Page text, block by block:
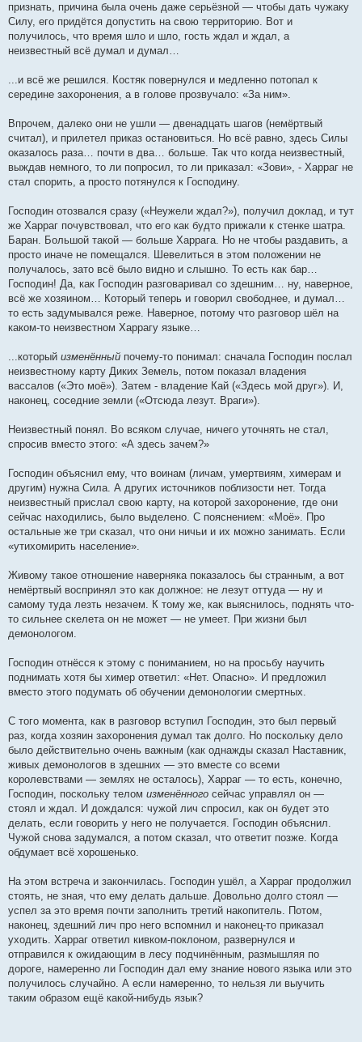
признать, причина была очень даже серьёзной — чтобы дать чужаку
Силу, его придётся допустить на свою территорию. Вот и
получилось, что время шло и шло, гость ждал и ждал, а
неизвестный всё думал и думал…
...и всё же решился. Костяк повернулся и медленно потопал к
середине захоронения, а в голове прозвучало: «За ним».
Впрочем, далеко они не ушли — двенадцать шагов (немёртвый
считал), и прилетел приказ остановиться. Но всё равно, здесь Силы
оказалось раза… почти в два… больше. Так что когда неизвестный,
выждав немного, то ли попросил, то ли приказал: «Зови», - Харраг не
стал спорить, а просто потянулся к Господину.
Господин отозвался сразу («Неужели ждал?»), получил доклад, и тут
же Харраг почувствовал, что его как будто прижали к стенке шатра.
Баран. Большой такой — больше Харрага. Но не чтобы раздавить, а
просто иначе не помещался. Шевелиться в этом положении не
получалось, зато всё было видно и слышно. То есть как бар…
Господин! Да, как Господин разговаривал со здешним… ну, наверное,
всё же хозяином… Который теперь и говорил свободнее, и думал…
то есть задумывался реже. Наверное, потому что разговор шёл на
каком-то неизвестном Харрагу языке…
...который изменённый почему-то понимал: сначала Господин послал
неизвестному карту Диких Земель, потом показал владения
вассалов («Это моё»). Затем - владение Кай («Здесь мой друг»). И,
наконец, соседние земли («Отсюда лезут. Враги»).
Неизвестный понял. Во всяком случае, ничего уточнять не стал,
спросив вместо этого: «А здесь зачем?»
Господин объяснил ему, что воинам (личам, умертвиям, химерам и
другим) нужна Сила. А других источников поблизости нет. Тогда
неизвестный прислал свою карту, на которой захоронение, где они
сейчас находились, было выделено. С пояснением: «Моё». Про
остальные же три сказал, что они ничьи и их можно занимать. Если
«утихомирить население».
Живому такое отношение наверняка показалось бы странным, а вот
немёртвый воспринял это как должное: не лезут оттуда — ну и
самому туда лезть незачем. К тому же, как выяснилось, поднять что-
то сильнее скелета он не может — не умеет. При жизни был
демонологом.
Господин отнёсся к этому с пониманием, но на просьбу научить
поднимать хотя бы химер ответил: «Нет. Опасно». И предложил
вместо этого подумать об обучении демонологии смертных.
С того момента, как в разговор вступил Господин, это был первый
раз, когда хозяин захоронения думал так долго. Но поскольку дело
было действительно очень важным (как однажды сказал Наставник,
живых демонологов в здешних — это вместе со всеми
королевствами — землях не осталось), Харраг — то есть, конечно,
Господин, поскольку телом изменённого сейчас управлял он —
стоял и ждал. И дождался: чужой лич спросил, как он будет это
делать, если говорить у него не получается. Господин объяснил.
Чужой снова задумался, а потом сказал, что ответит позже. Когда
обдумает всё хорошенько.
На этом встреча и закончилась. Господин ушёл, а Харраг продолжил
стоять, не зная, что ему делать дальше. Довольно долго стоял —
успел за это время почти заполнить третий накопитель. Потом,
наконец, здешний лич про него вспомнил и наконец-то приказал
уходить. Харраг ответил кивком-поклоном, развернулся и
отправился к ожидающим в лесу подчинённым, размышляя по
дороге, намеренно ли Господин дал ему знание нового языка или это
получилось случайно. А если намеренно, то нельзя ли выучить
таким образом ещё какой-нибудь язык?